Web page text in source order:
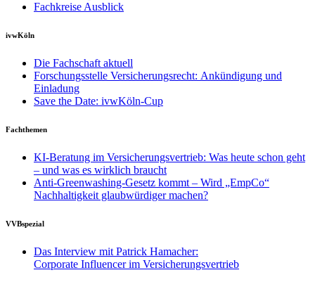
Fachkreise Ausblick
ivwKöln
Die Fachschaft aktuell
Forschungsstelle Versicherungsrecht: Ankündigung und
Einladung
Save the Date: ivwKöln-Cup
Fachthemen
KI-Beratung im Versicherungsvertrieb: Was heute schon geht
– und was es wirklich braucht
Anti-Greenwashing-Gesetz kommt – Wird „EmpCo“
Nachhaltigkeit glaubwürdiger machen?
VVBspezial
Das Interview mit Patrick Hamacher:
Corporate Influencer im Versicherungsvertrieb